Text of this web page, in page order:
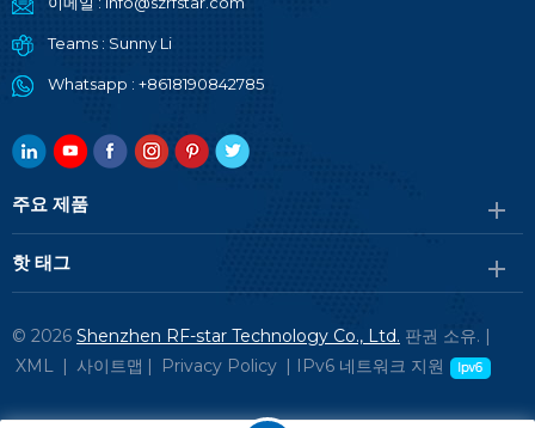
Teams : Sunny Li
Whatsapp : +8618190842785
주요 제품
핫 태그
© 2026 Shenzhen RF-star Technology Co., Ltd. 판권 소유. |
XML | 사이트맵 | Privacy Policy | IPv6 네트워크 지원